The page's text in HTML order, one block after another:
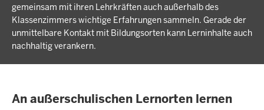
gemeinsam mit ihren Lehrkräften auch außerhalb des
Klassenzimmers wichtige Erfahrungen sammeln. Gerade der
unmittelbare Kontakt mit Bildungsorten kann Lerninhalte auch
nachhaltig verankern.
An außerschulischen Lernorten lernen